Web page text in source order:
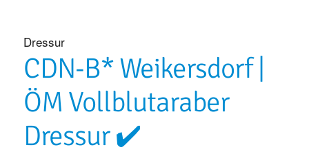
Dressur
CDN-B* Weikersdorf |
ÖM Vollblutaraber
Dressur ✔️